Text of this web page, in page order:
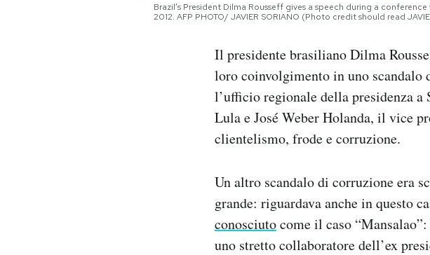
Brazil’s President Dilma Rousseff gives a speech during a
2012. AFP PHOTO/ JAVIER SORIANO (Photo credit should read
Il presidente brasiliano Dilma
loro coinvolgimento in uno scandalo
l’ufficio regionale della presidenza a
Lula e José Weber Holanda, il vice
clientelismo, frode e corruzione.
Un altro scandalo di corruzione era
grande: riguardava anche in questo
conosciutocome il caso
uno stretto collaboratore dell’ex